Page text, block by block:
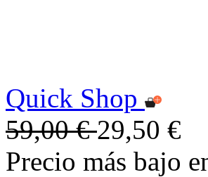
Quick Shop
59,00 €29,50 €
Precio más bajo